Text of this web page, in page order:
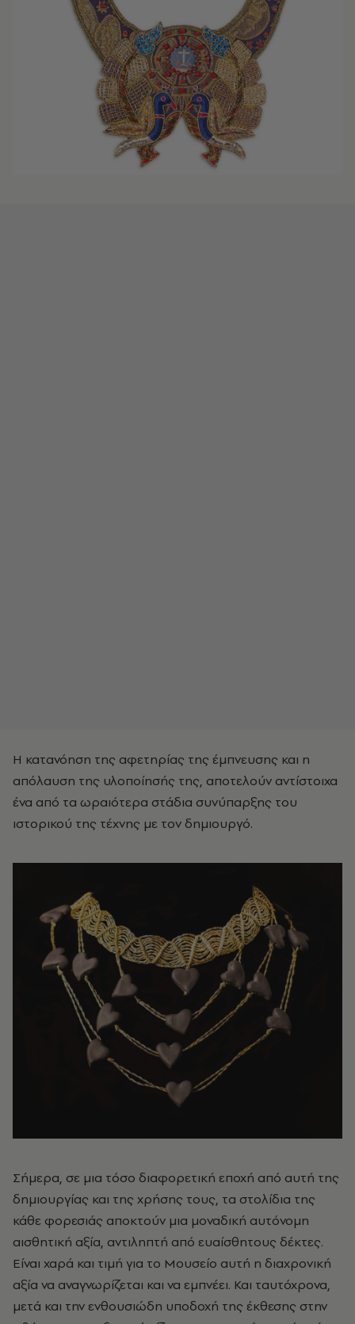
Η κατανόηση της αφετηρίας της έμπνευσης και η
απόλαυση της υλοποίησής της, αποτελούν αντίστοιχα
ένα από τα ωραιότερα στάδια συνύπαρξης του
ιστορικού της τέχνης με τον δημιουργό.
Σήμερα, σε μια τόσο διαφορετική εποχή από αυτή της
δημιουργίας και της χρήσης τους, τα στολίδια της
κάθε φορεσιάς αποκτούν μια μοναδική αυτόνομη
αισθητική αξία, αντιληπτή από ευαίσθητους δέκτες.
Είναι χαρά και τιμή για το Μουσείο αυτή η διαχρονική
αξία να αναγνωρίζεται και να εμπνέει. Και ταυτόχρονα,
μετά και την ενθουσιώδη υποδοχή της έκθεσης στην